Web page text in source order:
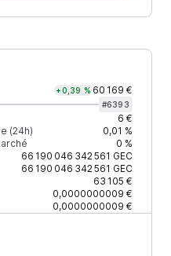
+0,39 % 60 169 €
#6393
6 €
(24h)
0,01 %
0 %
66 190 046 342 561 GEC
66 190 046 342 561 GEC
63 105 €
0,0000000009 €
0,0000000009 €